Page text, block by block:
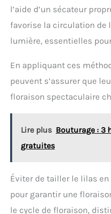
l’aide d’un sécateur
favorise la circulation de
lumière, essentielles
En appliquant ces
peuvent s’assurer que
floraison spectaculaire
Lire plus Bouturage : 3
gratuites
Éviter de tailler le lilas
pour garantir une
le cycle de floraison,